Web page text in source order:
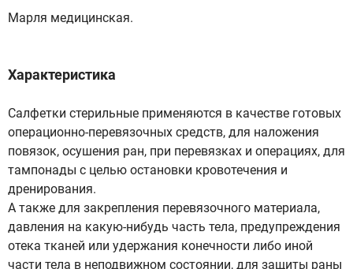
Марля медицинская.
Характеристика
Салфетки стерильные применяются в качестве готовых
операционно-перевязочных средств, для наложения
повязок, осушения ран, при перевязках и операциях, для
тампонады с целью остановки кровотечения и
дренирования.
А также для закрепления перевязочного материала,
давления на какую-нибудь часть тела, предупреждения
отека тканей или удержания конечности либо иной
части тела в неподвижном состоянии, для защиты раны